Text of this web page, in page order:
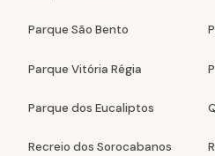
Parque São Bento
Parque Vitória Régia
Parque dos Eucaliptos
Recreio dos Sorocabanos